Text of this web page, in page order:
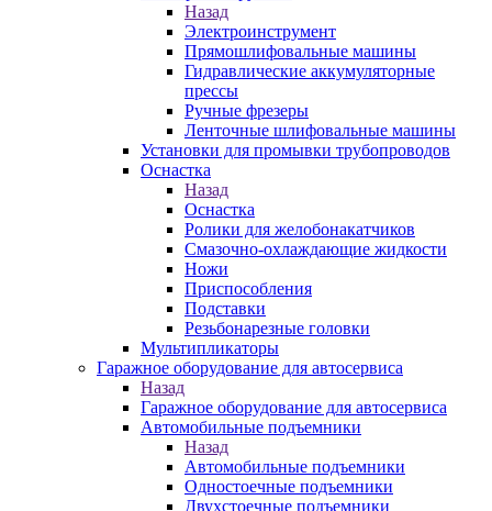
Назад
Электроинструмент
Прямошлифовальные машины
Гидравлические аккумуляторные
прессы
Ручные фрезеры
Ленточные шлифовальные машины
Установки для промывки трубопроводов
Оснастка
Назад
Оснастка
Ролики для желобонакатчиков
Смазочно-охлаждающие жидкости
Ножи
Приспособления
Подставки
Резьбонарезные головки
Мультипликаторы
Гаражное оборудование для автосервиса
Назад
Гаражное оборудование для автосервиса
Автомобильные подъемники
Назад
Автомобильные подъемники
Одностоечные подъемники
Двухстоечные подъемники